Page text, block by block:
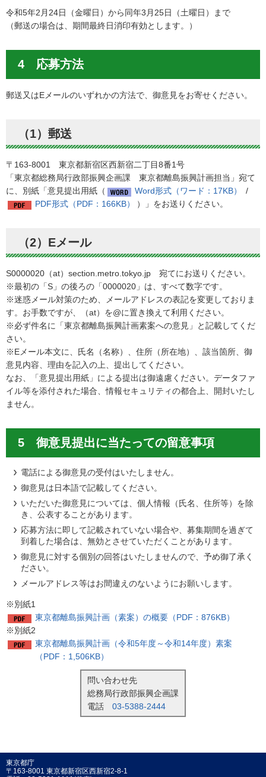
令和5年2月24日（金曜日）から同年3月25日（土曜日）まで
（郵送の場合は、期間最終日消印有効とします。）
4 応募方法
郵送又はEメールのいずれかの方法で、御意見をお寄せください。
（1）郵送
〒163-8001 東京都新宿区西新宿二丁目8番1号
「東京都総務局行政部振興企画課 東京都離島振興計画担当」宛て
に、別紙「意見提出用紙（
Word形式（ワード：17KB）
/
PDF形式（PDF：166KB）
）」をお送りください。
（2）Eメール
S0000020（at）section.metro.tokyo.jp 宛てにお送りください。
※最初の「S」の後ろの「0000020」は、すべて数字です。
※迷惑メール対策のため、メールアドレスの表記を変更しておりま
す。お手数ですが、（at）を@に置き換えて利用ください。
※必ず件名に「東京都離島振興計画素案への意見」と記載してくだ
さい。
※Eメール本文に、氏名（名称）、住所（所在地）、該当箇所、御
意見内容、理由を記入の上、提出してください。
なお、「意見提出用紙」による提出は御遠慮ください。データファ
イル等を添付された場合、情報セキュリティの都合上、開封いたし
ません。
5 御意見提出に当たっての留意事項
電話による御意見の受付はいたしません。
御意見は日本語で記載してください。
いただいた御意見については、個人情報（氏名、住所等）を除
き、公表することがあります。
応募方法に即して記載されていない場合や、募集期間を過ぎて
到着した場合は、無効とさせていただくことがあります。
御意見に対する個別の回答はいたしませんので、予め御了承く
ださい。
メールアドレス等はお間違えのないようにお願いします。
※別紙1
東京都離島振興計画（素案）の概要（PDF：876KB）
※別紙2
東京都離島振興計画（令和5年度～令和14年度）素案
（PDF：1,506KB）
問い合わせ先
総務局行政部振興企画課
電話 03-5388-2444
東京都庁
〒163-8001 東京都新宿区西新宿2-8-1